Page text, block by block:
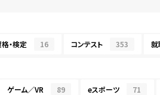
・検定 16 コンテスト 353 就
ゲーム／VR 89 eスポーツ 71